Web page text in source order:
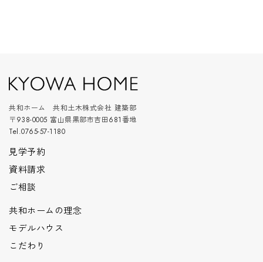
共和ホーム 共和土木株式会社 建築部
〒938-0005 富山県黒部市吉田681番地
Tel.0765-57-1180
見学予約
資料請求
ご相談
共和ホームの理念
モデルハウス
こだわり